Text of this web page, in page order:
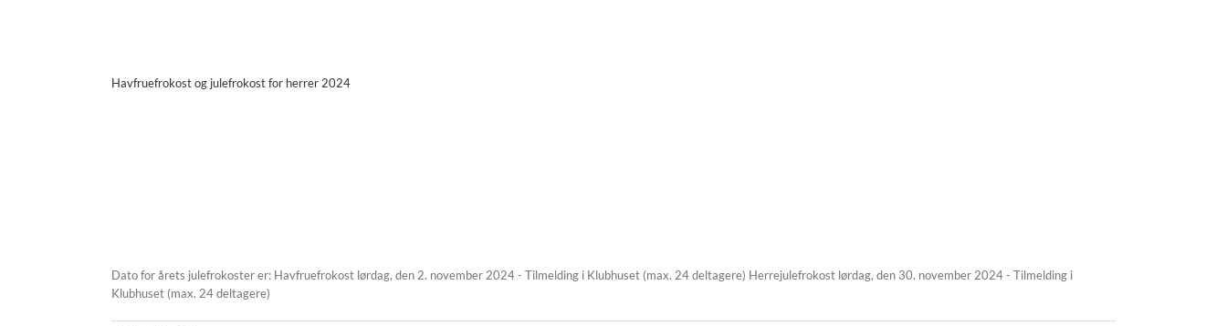
Havfruefrokost og julefrokost for herrer 2024
Dato for årets julefrokoster er: Havfruefrokost lørdag, den 2. november 2024 - Tilmelding i Klubhuset (max. 24 deltagere) Herrejulefrokost lørdag, den 30. november 2024 - Tilmelding i
Klubhuset (max. 24 deltagere)